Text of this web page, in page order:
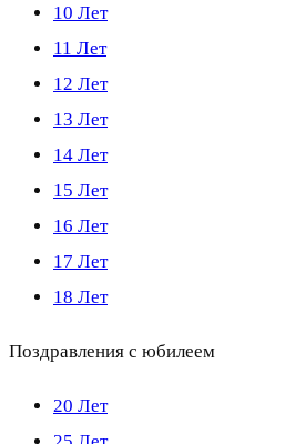
10 Лет
11 Лет
12 Лет
13 Лет
14 Лет
15 Лет
16 Лет
17 Лет
18 Лет
Поздравления с юбилеем
20 Лет